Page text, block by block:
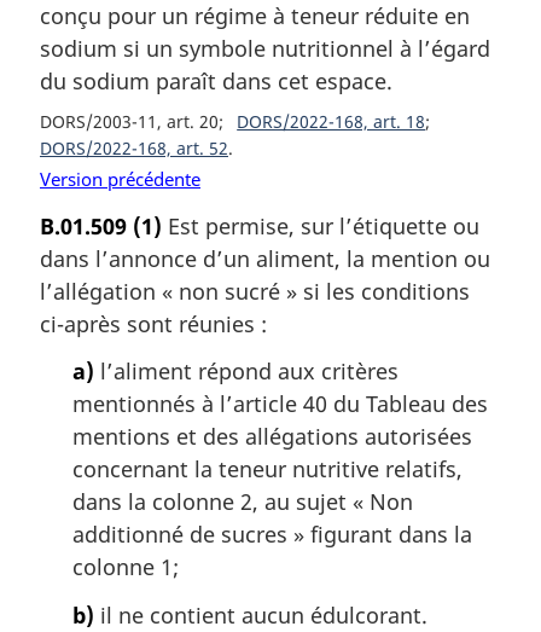
conçu pour un régime à teneur réduite en
sodium si un symbole nutritionnel à l’égard
du sodium paraît dans cet espace.
DORS/2003-11, art. 20
DORS/2022-168, art. 18
DORS/2022-168, art. 52
Version précédente
B.01.509 (1) Est permise, sur l’étiquette ou
dans l’annonce d’un aliment, la mention ou
l’allégation « non sucré » si les conditions
ci-après sont réunies :
a) l’aliment répond aux critères
mentionnés à l’article 40 du Tableau des
mentions et des allégations autorisées
concernant la teneur nutritive relatifs,
dans la colonne 2, au sujet « Non
additionné de sucres » figurant dans la
colonne 1;
b) il ne contient aucun édulcorant.